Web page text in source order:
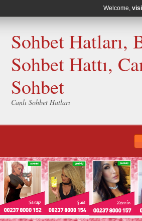
Welcome,
Sohbet Hatları,
Sohbet Hattı,
Sohbet
Canlı Sohbet Hatları